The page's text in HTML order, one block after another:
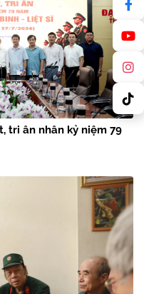
tri ân nhân kỷ niệm 79